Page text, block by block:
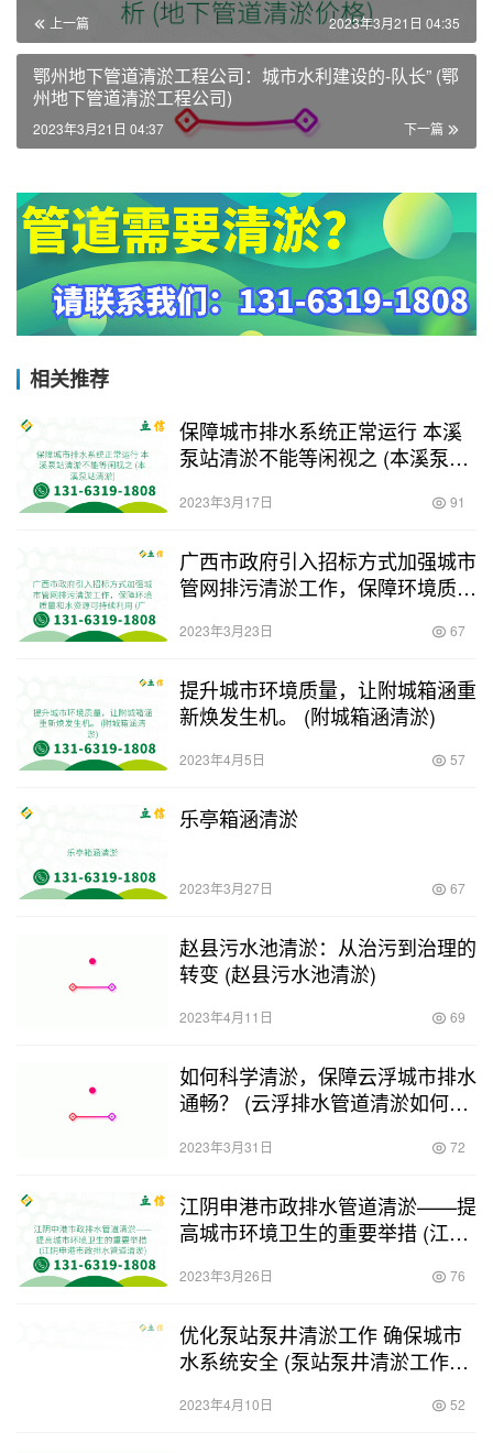
上一篇 2023年3月21日 04:35
鄂州地下管道清淤工程公司：城市水利建设的-队长” (鄂
州地下管道清淤工程公司)
下一篇
2023年3月21日 04:37
相关推荐
保障城市排水系统正常运行 本溪
泵站清淤不能等闲视之 (本溪泵站
2023年3月17日 91
广西市政府引入招标方式加强城市
管网排污清淤工作，保障环境质量
网排污清淤招标)
2023年3月23日 67
提升城市环境质量，让附城箱涵重
新焕发生机。 (附城箱涵清淤)
2023年4月5日 57
乐亭箱涵清淤
2023年3月27日 67
赵县污水池清淤：从治污到治理的
转变 (赵县污水池清淤)
2023年4月11日 69
如何科学清淤，保障云浮城市排水
通畅？ (云浮排水管道清淤如何操
2023年3月31日 72
江阴申港市政排水管道清淤——提
高城市环境卫生的重要举措 (江阴
2023年3月26日 76
优化泵站泵井清淤工作 确保城市
水系统安全 (泵站泵井清淤工作总
2023年4月10日 52